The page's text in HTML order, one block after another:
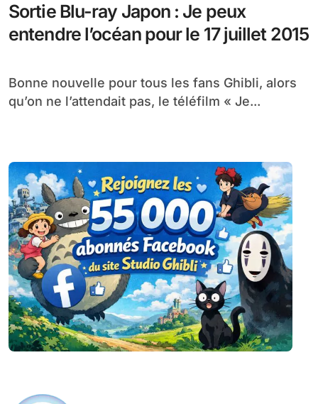
Sortie Blu-ray Japon : Je peux
entendre l’océan pour le 17 juillet 2015
Bonne nouvelle pour tous les fans Ghibli, alors
qu’on ne l’attendait pas, le téléfilm « Je...